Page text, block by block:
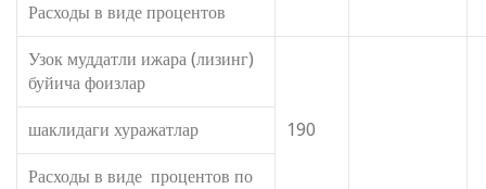
Расходы в виде процентов
Узок муддатли ижара (лизинг)
буйича фоизлар
190
шаклидаги хуражатлар
Расходы в виде процентов по